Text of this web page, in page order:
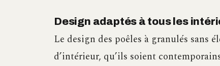
Design adaptés à tous les
Le design des poêles à granulés sans
d’intérieur, qu’ils soient